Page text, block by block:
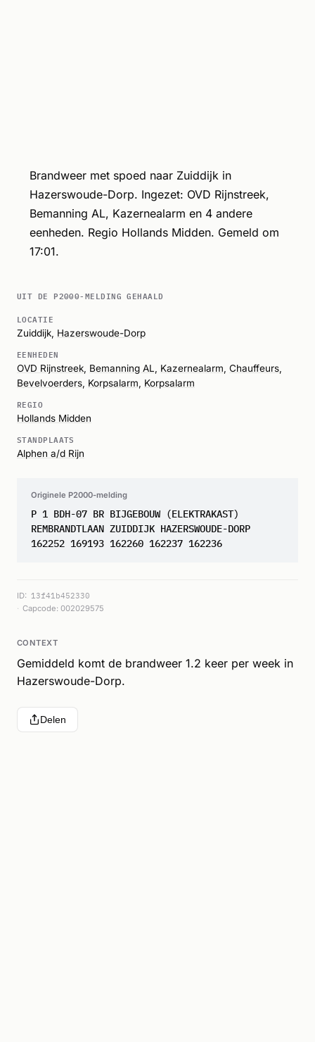
Brandweer met spoed naar Zuiddijk in
Hazerswoude-Dorp. Ingezet: OVD Rijnstreek,
Bemanning AL, Kazernealarm en 4 andere
eenheden. Regio Hollands Midden. Gemeld om
17:01.
UIT DE P2000-MELDING GEHAALD
LOCATIE
Zuiddijk, Hazerswoude-Dorp
EENHEDEN
OVD Rijnstreek, Bemanning AL, Kazernealarm, Chauffeurs,
Bevelvoerders, Korpsalarm, Korpsalarm
REGIO
Hollands Midden
STANDPLAATS
Alphen a/d Rijn
Originele P2000-melding
P 1 BDH-07 BR BIJGEBOUW (ELEKTRAKAST)
REMBRANDTLAAN ZUIDDIJK HAZERSWOUDE-DORP
162252 169193 162260 162237 162236
ID: 13f41b452330
Capcode: 002029575
CONTEXT
Gemiddeld komt de brandweer 1.2 keer per week in
Hazerswoude-Dorp.
Delen